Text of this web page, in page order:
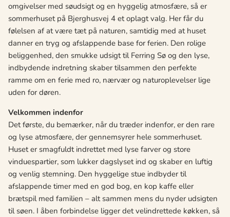
omgivelser med søudsigt og en hyggelig atmosfære, så er
sommerhuset på Bjerghusvej 4 et oplagt valg. Her får du
følelsen af at være tæt på naturen, samtidig med at huset
danner en tryg og afslappende base for ferien. Den rolige
beliggenhed, den smukke udsigt til Ferring Sø og den lyse,
indbydende indretning skaber tilsammen den perfekte
ramme om en ferie med ro, nærvær og naturoplevelser lige
uden for døren.
Velkommen indenfor
Det første, du bemærker, når du træder indenfor, er den rare
og lyse atmosfære, der gennemsyrer hele sommerhuset.
Huset er smagfuldt indrettet med lyse farver og store
vinduespartier, som lukker dagslyset ind og skaber en luftig
og venlig stemning. Den hyggelige stue indbyder til
afslappende timer med en god bog, en kop kaffe eller
brætspil med familien – alt sammen mens du nyder udsigten
til søen. I åben forbindelse ligger det velindrettede køkken, så